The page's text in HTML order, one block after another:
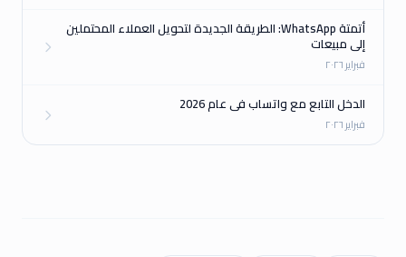
أتمتة WhatsApp: الطريقة الجديدة لتحويل العملاء المحتملين
إلى مبيعات
فبراير ٢٠٢٦
الدخل التابع مع واتساب في عام 2026
فبراير ٢٠٢٦